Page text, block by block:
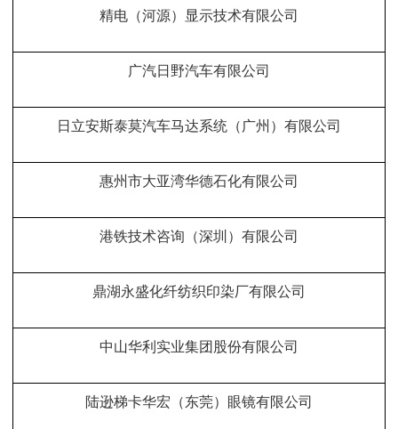
精电（河源）显示技术有限公司
广汽日野汽车有限公司
日立安斯泰莫汽车马达系统（广州）有限公司
惠州市大亚湾华德石化有限公司
港铁技术咨询（深圳）有限公司
鼎湖永盛化纤纺织印染厂有限公司
中山华利实业集团股份有限公司
陆逊梯卡华宏（东莞）眼镜有限公司